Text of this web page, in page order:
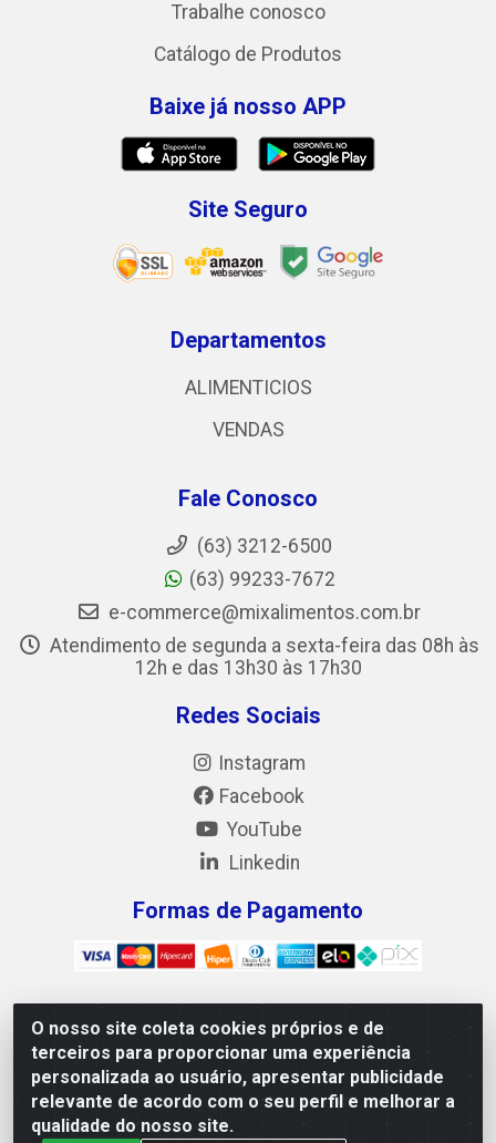
O nosso site coleta cookies próprios e de
terceiros para proporcionar uma experiência
personalizada ao usuário, apresentar publicidade
relevante de acordo com o seu perfil e melhorar a
qualidade do nosso site.
Trabalhe conosco
Catálogo de Produtos
Baixe já nosso APP
Site Seguro
Departamentos
ALIMENTICIOS
VENDAS
Fale Conosco
(63) 3212-6500
(63) 99233-7672
e-commerce@mixalimentos.com.br
Atendimento de segunda a sexta-feira das 08h às
12h e das 13h30 às 17h30
Redes Sociais
Instagram
Facebook
YouTube
Linkedin
Formas de Pagamento
Mix Alimentos LTDA - Quadra Asr Ne 55 (412 Norte), Alameda
02, S/N - Plano Diretor Norte, Palmas/TO - CEP 77.006-540 -
CNPJ 05.922.500/0001-02